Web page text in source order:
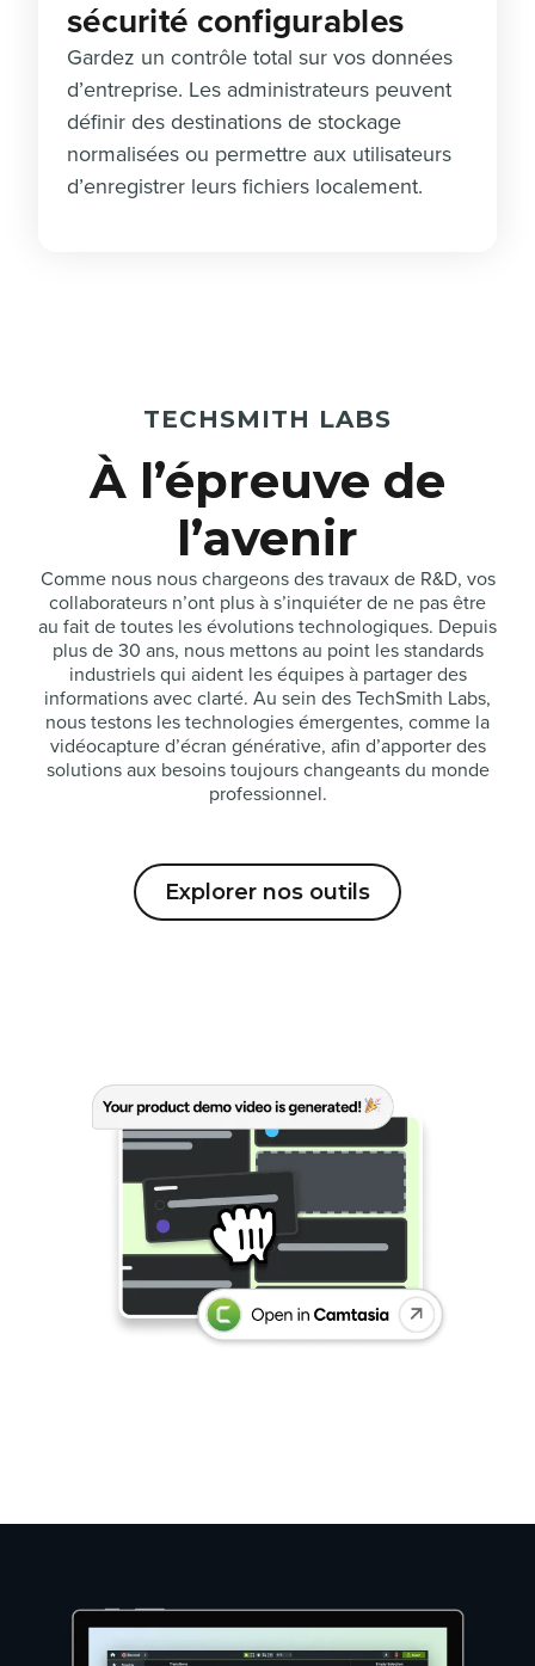
sécurité configurables
Gardez un contrôle total sur vos données
d’entreprise. Les administrateurs peuvent
définir des destinations de stockage
normalisées ou permettre aux utilisateurs
d’enregistrer leurs fichiers localement.
TECHSMITH LABS
À l’épreuve de
l’avenir
Comme nous nous chargeons des travaux de R&D, vos
collaborateurs n’ont plus à s’inquiéter de ne pas être
au fait de toutes les évolutions technologiques. Depuis
plus de 30 ans, nous mettons au point les standards
industriels qui aident les équipes à partager des
informations avec clarté. Au sein des TechSmith Labs,
nous testons les technologies émergentes, comme la
vidéocapture d’écran générative, afin d’apporter des
solutions aux besoins toujours changeants du monde
professionnel.
Explorer nos outils